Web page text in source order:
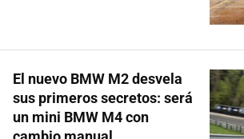
El nuevo BMW M2 desvela
sus primeros secretos: será
un mini BMW M4 con